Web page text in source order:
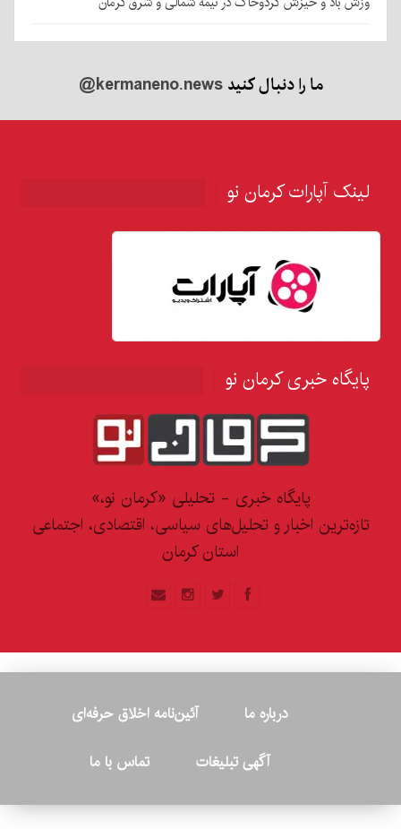
ما را دنبال کنید@kermaneno.news
آپارات کرمان نو
خبری کرمان نو
پایگاه خبری - تحلیلی «کرمان نو،»
اخبار و تحلیل‌های سیاسی، اقتصادی، اجتماعی
استان کرمان
آئین‌نامه اخلاق حرفه‌ای
آگهی تبلیغات
تماس با ما